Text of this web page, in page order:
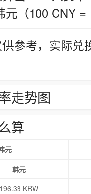
元（100 CNY =
参考，实际
走势图
算
元
韩元
196.33 KRW